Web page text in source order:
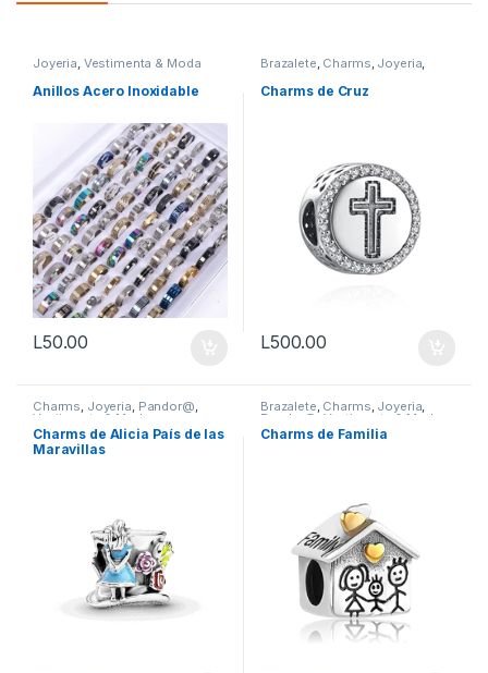
Joyeria, Vestimenta & Moda
Anillos Acero Inoxidable
L50.00
Brazalete, Charms, Joyeria,
Charms de Cruz
L500.00
Charms, Joyeria, Pandor@,
Vestimenta & Moda
Charms de Alicia País de las
Maravillas
Brazalete, Charms, Joyeria,
Pandor@ Vestimenta & Moda
Charms de Familia